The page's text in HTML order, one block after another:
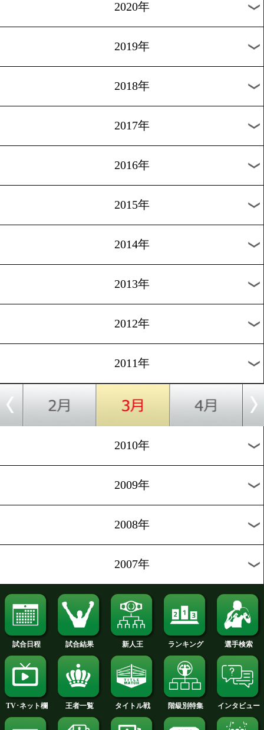
2021年
2020年
2018年
2016年
2015年
2014年
2013年
2011年
2010年
2009年